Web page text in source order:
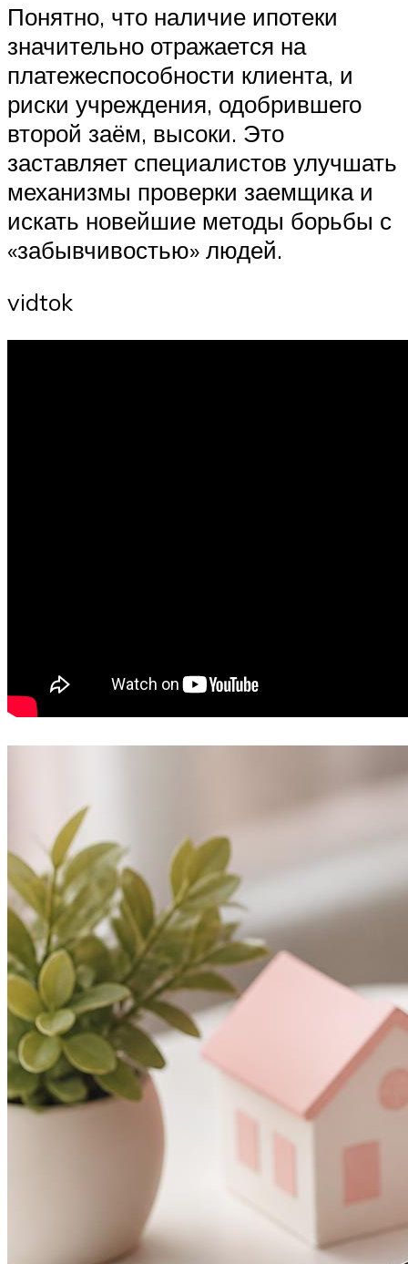
Понятно, что наличие ипотеки
значительно отражается на
платежеспособности клиента, и
риски учреждения, одобрившего
второй заём, высоки. Это
заставляет специалистов улучшать
механизмы проверки заемщика и
искать новейшие методы борьбы с
«забывчивостью» людей.
vidtok